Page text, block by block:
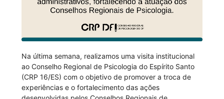
Na última semana, realizamos uma visita institucional
ao Conselho Regional de Psicologia do Espírito Santo
(CRP 16/ES) com o objetivo de promover a troca de
experiências e o fortalecimento das ações